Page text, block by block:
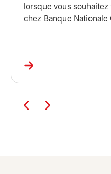
lorsque vous
chez Banque